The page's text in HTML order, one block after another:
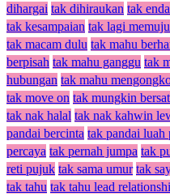
dihargai tak dihiraukan tak
tak kesampaian tak lagi
tak macam dulu tak mahu
berpisah tak mahu ganggu tak
hubungan tak mahu
tak move on tak mungkin
tak nak halal tak nak kahwin
pandai bercinta tak pandai luah
percaya tak pernah jumpa tak
reti pujuk tak sama umur tak
tak tahu tak tahu lead